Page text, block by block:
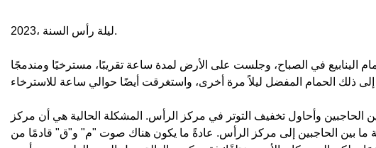
2023، ليلة رأس السنة.
الينابيع في الصباح، وجلست على الأرض لمدة ساعة تقريبًا، مسترخيًا ومندمجًا
الحاجبين وأحاول تخفيف التوتر في مركز الرأس. المشكلة الحالية هي أن مركز
بين الحاجبين إلى مركز الرأس. عادةً ما يكون هناك صوت "م" و"ق" قادمًا من